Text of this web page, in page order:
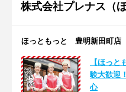
株式会社プレナス（
ほっともっと 豊明新田町店
【ほっ
験大歓迎
心